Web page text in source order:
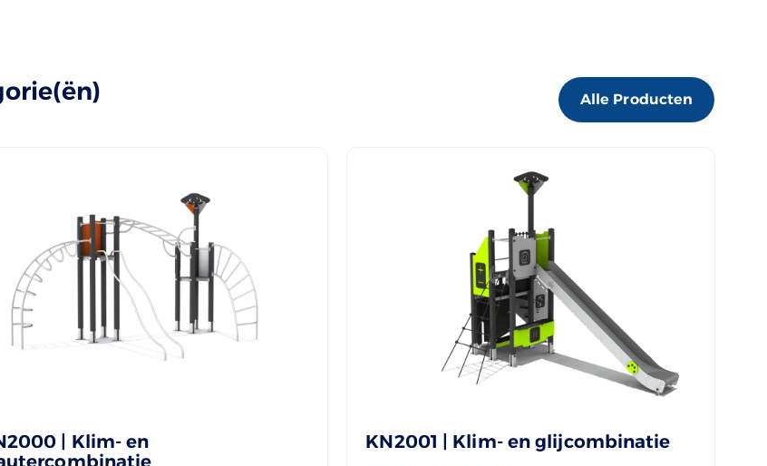
Alle Producten
| Klim- en
KN2001 | Klim- en glijcombinatie